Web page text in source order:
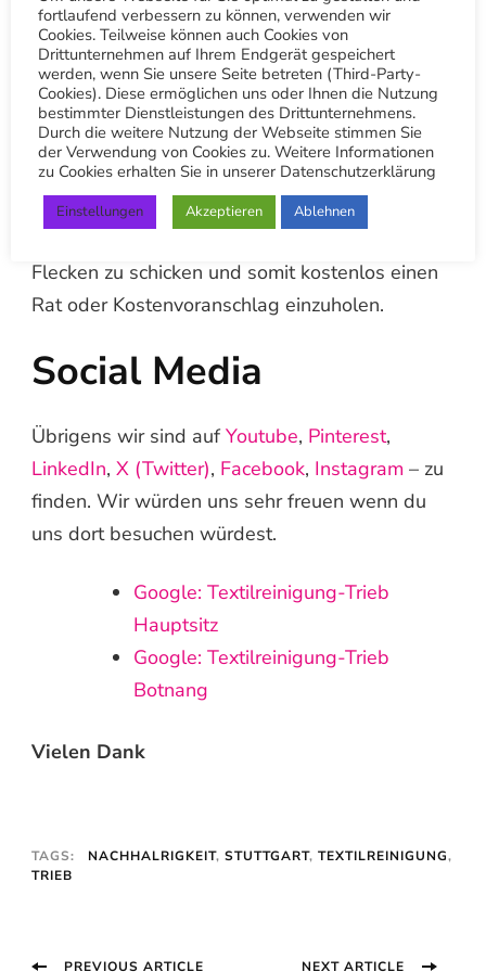
Zugang zu den besten Angeboten,
Treuepunkten uvm.
Ein € 10 Gutschein als Willkommensgeschenk
bekommst du automatisch von uns nach dem
du dich registriert hast. Zu den weiteren
Vorteilen der App gehört die Möglichkeit einen
Flecken zu schicken und somit kostenlos einen
Rat oder Kostenvoranschlag einzuholen.
Social Media
Übrigens wir sind auf Youtube, Pinterest,
LinkedIn, X (Twitter), Facebook, Instagram – zu
finden. Wir würden uns sehr freuen wenn du
uns dort besuchen würdest.
Google: Textilreinigung-Trieb
Hauptsitz
Google: Textilreinigung-Trieb
Botnang
Vielen Dank
TAGS: NACHHALRIGKEIT, STUTTGART, TEXTILREINIGUNG,
TRIEB
PREVIOUS ARTICLE NEXT ARTICLE
fortlaufend verbessern zu können, verwenden wir
Cookies. Teilweise können auch Cookies von
Drittunternehmen auf Ihrem Endgerät gespeichert
werden, wenn Sie unsere Seite betreten (Third-Party-
Cookies). Diese ermöglichen uns oder Ihnen die Nutzung
bestimmter Dienstleistungen des Drittunternehmens.
Durch die weitere Nutzung der Webseite stimmen Sie
der Verwendung von Cookies zu. Weitere Informationen
zu Cookies erhalten Sie in unserer Datenschutzerklärung
Einstellungen Akzeptieren Ablehnen